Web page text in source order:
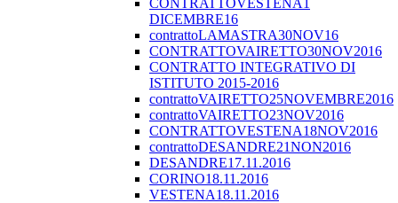
CONTRATTOVESTENA1
DICEMBRE16
contrattoLAMASTRA30NOV16
CONTRATTOVAIRETTO30NOV2016
CONTRATTO INTEGRATIVO DI
ISTITUTO 2015-2016
contrattoVAIRETTO25NOVEMBRE2016
contrattoVAIRETTO23NOV2016
CONTRATTOVESTENA18NOV2016
contrattoDESANDRE21NON2016
DESANDRE17.11.2016
CORINO18.11.2016
VESTENA18.11.2016